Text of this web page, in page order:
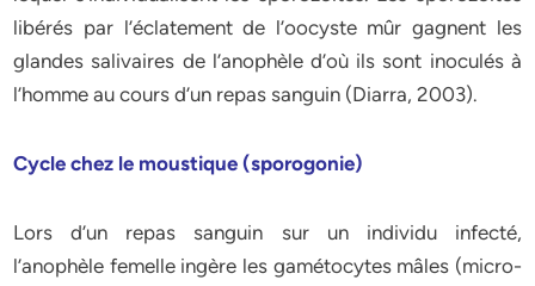
libérés par l’éclatement de l’oocyste mûr gagnent les
glandes salivaires de l’anophèle d’où ils sont inoculés à
l’homme au cours d’un repas sanguin (Diarra, 2003).
Cycle chez le moustique (sporogonie)
Lors d’un repas sanguin sur un individu infecté,
l’anophèle femelle ingère les gamétocytes mâles (micro-